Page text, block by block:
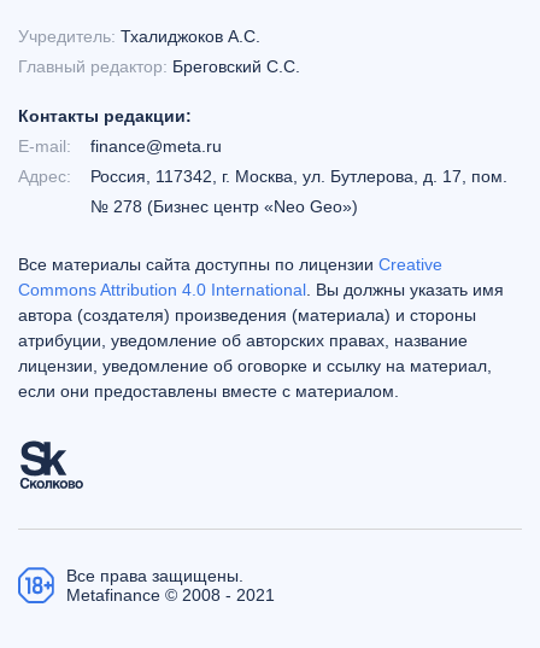
Учредитель: Тхалиджоков А.С.
Главный редактор: Бреговский С.С.
Контакты редакции:
E-mail:
finance@meta.ru
Адрес:
Россия, 117342, г. Москва, ул. Бутлерова, д. 17, пом.
№ 278 (Бизнес центр «Neo Geo»)
Все материалы сайта доступны по лицензии Creative
Commons Attribution 4.0 International . Вы должны указать имя
автора (создателя) произведения (материала) и стороны
атрибуции, уведомление об авторских правах, название
лицензии, уведомление об оговорке и ссылку на материал,
если они предоставлены вместе с материалом.
Все права защищены.
Metafinance © 2008 - 2021